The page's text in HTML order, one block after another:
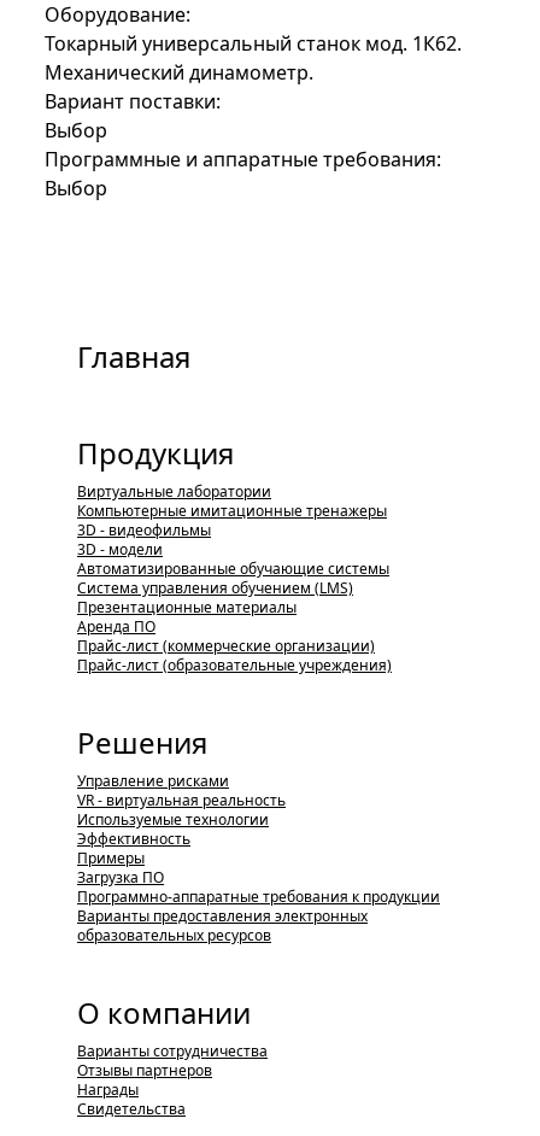
Оборудование:
Токарный универсальный станок мод. 1К62.
Механический динамометр.
Вариант поставки:
Выбор
Программные и аппаратные требования:
Выбор
Главная
Продукция
Виртуальные лаборатории
Компьютерные имитационные тренажеры
3D - видеофильмы
3D - модели
Автоматизированные обучающие системы
Система управления обучением (LMS)
Презентационные материалы
Аренда ПО
Прайс-лист (коммерческие организации)
Прайс-лист (образовательные учреждения)
Решения
Управление рисками
VR - виртуальная реальность
Используемые технологии
Эффективность
Примеры
Загрузка ПО
Программно-аппаратные требования к продукции
Варианты предоставления электронных
образовательных ресурсов
О компании
Варианты сотрудничества
Отзывы партнеров
Награды
Свидетельства